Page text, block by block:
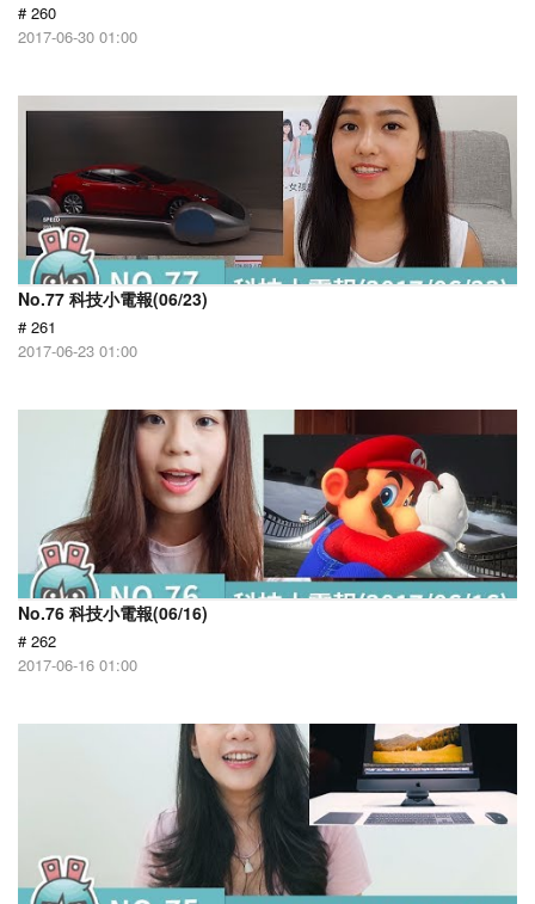
# 260
2017-06-30 01:00
No.77 科技小電報(06/23)
# 261
2017-06-23 01:00
No.76 科技小電報(06/16)
# 262
2017-06-16 01:00